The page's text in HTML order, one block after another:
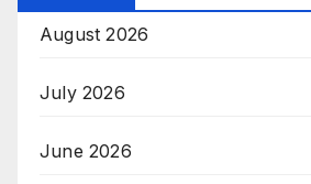
August 2026
July 2026
June 2026